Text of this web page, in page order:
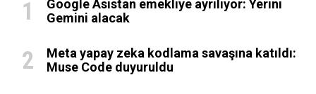
Google Asistan emekliye ayrılıyor: Yerini
Gemini alacak
Meta yapay zeka kodlama savaşına katıldı:
Muse Code duyuruldu